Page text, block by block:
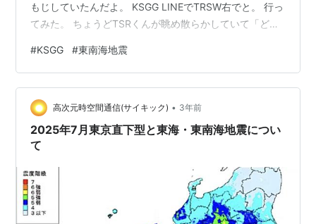
もじしていたんだよ。 KSGG LINEでTRSW右でと。 行っ
てみた。 ちょうどTSRくんが眺め散らかしていて「どう
中でもKSの皆さん楽しそうにやってる。 あそこに突入す
るということは、仲間同士で波の取り合いをするという
こと 笑） アウトカレントに止められるRはたらめのアツ
メ。 Lは掘れてくるが早くて開いた波。 （よくねえな
あ。。。 ）そう思ったけど迷いに迷って入水。 「おい！
前乗り…
#KSGG #東南海地震
高次元時空間通信(サイキック) • 3年前
2025年7月東京直下型と東海・東南海地震につい
て